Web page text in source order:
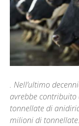
. Nell’ultimo
avrebbe
tonnellate di
milioni di tonnellate.